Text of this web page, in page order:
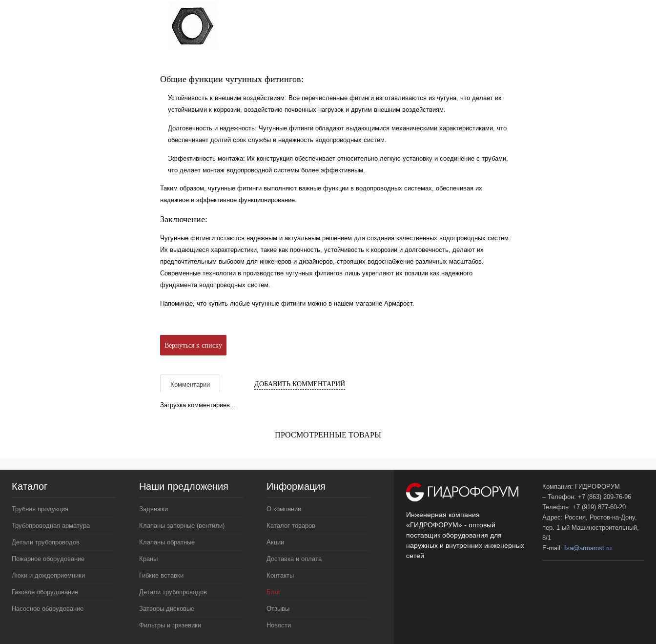
Общие функции чугунных фитингов:
Устойчивость к внешним воздействиям: Все перечисленные фитинги изготавливаются из чугуна, что делает их
устойчивыми к коррозии, воздействию почвенных нагрузок и другим внешним воздействиям.
Долговечность и надежность: Чугунные фитинги обладают выдающимися механическими характеристиками, что
обеспечивает долгий срок службы и надежность водопроводных систем.
Эффективность монтажа: Их конструкция обеспечивает относительно легкую установку и соединение с трубами,
что делает монтаж водопроводной системы более эффективным.
Таким образом, чугунные фитинги выполняют важные функции в водопроводных системах, обеспечивая их
надежное и эффективное функционирование.
Заключение:
Чугунные фитинги остаются надежным и актуальным решением для создания качественных водопроводных систем.
Их выдающиеся характеристики, такие как прочность, устойчивость к коррозии и долговечность, делают их
предпочтительным выбором для инженеров и дизайнеров, строящих водоснабжение различных масштабов.
Современные технологии в производстве чугунных фитингов лишь укрепляют их позиции как надежного
фундамента водопроводных систем.
Напоминае, что купить любые чугунные фитинги можно в нашем магазине Армарост.
Вернуться к списку
Комментарии ДОБАВИТЬ КОММЕНТАРИЙ
Загрузка комментариев...
ПРОСМОТРЕННЫЕ ТОВАРЫ
Каталог
Трубная продукция
Трубопроводная арматура
Детали трубопроводов
Пожарное оборудование
Люки и дождеприемники
Газовое оборудование
Насосное оборудование
Наши предложения
Задвижки
Клапаны запорные (вентили)
Клапаны обратные
Краны
Гибкие вставки
Детали трубопроводов
Затворы дисковые
Фильтры и грязевики
Информация
О компании
Каталог товаров
Акции
Доставка и оплата
Контакты
Блог
Отзывы
Новости
Инженерная компания
«ГИДРОФОРУМ» - оптовый
поставщик оборудования для
наружных и внутренних инженерных
сетей
Компания: ГИДРОФОРУМ
– Телефон: +7 (863) 209-76-96
Телефон: +7 (919) 877-60-20
Адрес: Россия, Ростов-на-Дону,
пер. 1-ый Машиностроительный,
8/1
E-mail: fsa@armarost.ru